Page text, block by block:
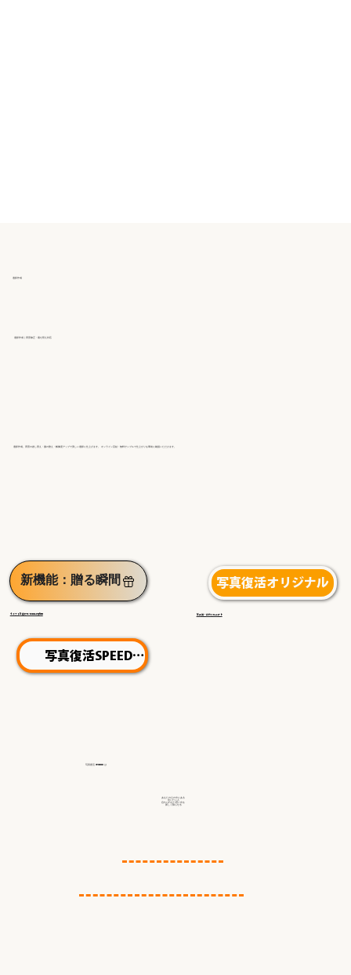
写真復活オリジナル
写真復活SPEED
新機能：贈る瞬間
遺影作成。背景の差し替え・服の整え・解像度アップで美しい遺影に仕上げます。 オンライン完結・無料サンプルで仕上がりを事前に確認いただけます。
遺影作成｜背景修正・着せ替え対応
遺影作成
あなたの心の中にある
会いたい人
忘れられない思い出を
新しく蘇らせる
写真復活 STUDIO